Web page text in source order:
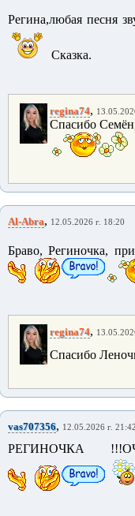
Регина,любая песня
Сказка.
regina74,
Спасибо
Al-Abra, 12.05.2026 г. 18:20
Браво, Региночка,
regina74,
Спасибо
vas707356, 12.05.2026 г.
РЕГИНОЧКА